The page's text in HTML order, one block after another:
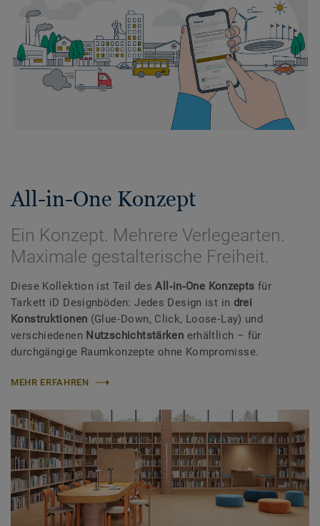
All-in-One Konzept
Ein Konzept. Mehrere Verlegearten.
Maximale gestalterische Freiheit.
Diese Kollektion ist Teil desAll‑in‑One Konzepts für
Tarkett iD Designböden: Jedes Design ist in drei
Konstruktionen (Glue‑Down, Click, Loose‑Lay) und
verschiedenen Nutzschichtstärken erhältlich – für
durchgängige Raumkonzepte ohne Kompromisse.
MEHR ERFAHREN